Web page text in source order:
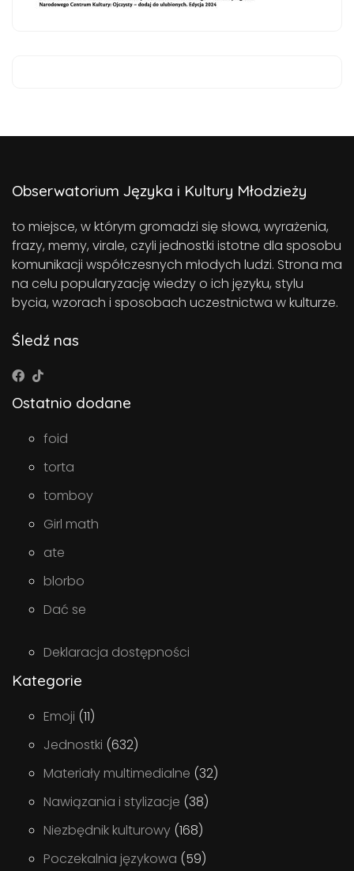
Obserwatorium Języka i Kultury Młodzieży
to miejsce, w którym gromadzi się słowa, wyrażenia,
frazy, memy, virale, czyli jednostki istotne dla sposobu
komunikacji współczesnych młodych ludzi. Strona ma
na celu popularyzację wiedzy o ich języku, stylu
bycia, wzorach i sposobach uczestnictwa w kulturze.
Śledź nas
Ostatnio dodane
foid
torta
tomboy
Girl math
ate
blorbo
Dać se
Deklaracja dostępności
Kategorie
Emoji (11)
Jednostki (632)
Materiały multimedialne (32)
Nawiązania i stylizacje (38)
Niezbędnik kulturowy (168)
Poczekalnia językowa (59)